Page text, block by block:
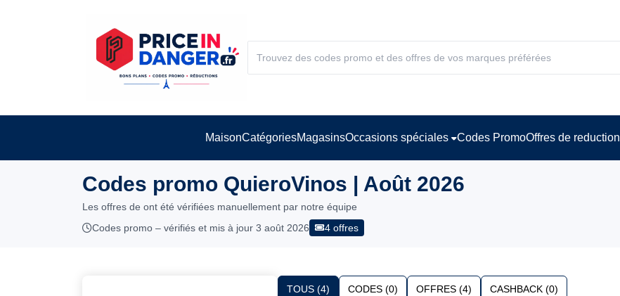
MaisonCatégoriesMagasinsOccasions spéciales Codes PromoOffres de reduction
Codes promo QuieroVinos | Août 2026
Les offres de ont été vérifiées manuellement par notre équipe
Codes promo – vérifiés et mis à jour 3 août 2026
4 offres
TOUS (4) CODES (0) OFFRES (4) CASHBACK (0)